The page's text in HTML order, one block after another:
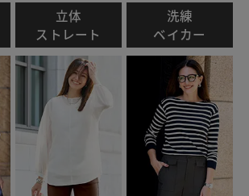
立体
ストレート
洗練
ベイカー